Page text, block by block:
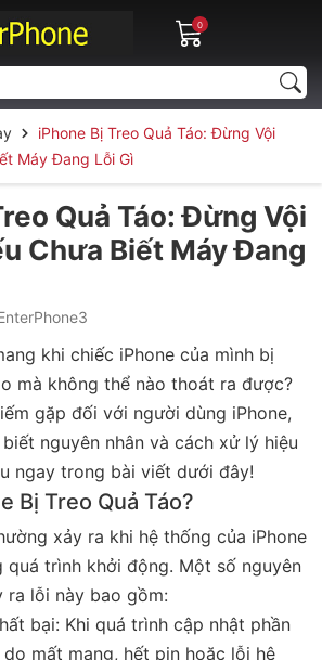
0
iPhone Bị Treo Quả Táo: Đừng Vội
Máy Đang Lỗi Gì
Quả Táo: Đừng Vội
Chưa Biết Máy Đang
khi chiếc iPhone của mình bị
mà không thể nào thoát ra được?
gặp đối với người dùng iPhone,
nguyên nhân và cách xử lý hiệu
ngay trong bài viết dưới đây!
Bị Treo Quả Táo?
xảy ra khi hệ thống của iPhone
quá trình khởi động. Một số nguyên
ra lỗi này bao gồm:
bại: Khi quá trình cập nhật phần
mất mạng, hết pin hoặc lỗi hệ